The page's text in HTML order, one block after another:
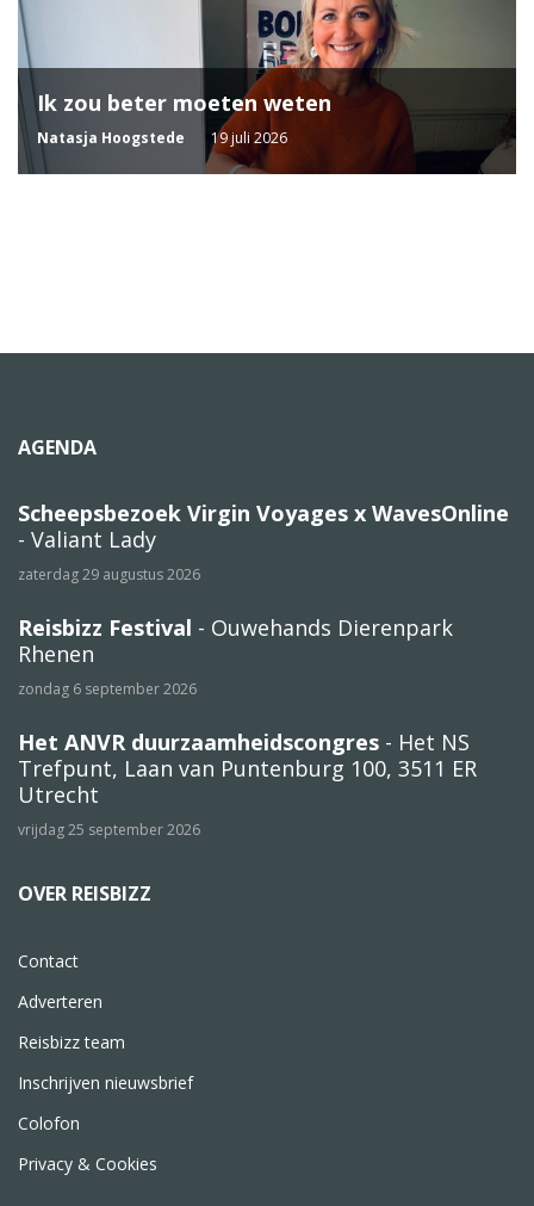
Ik zou beter moeten weten
Natasja Hoogstede 19 juli 2026
AGENDA
Scheepsbezoek Virgin Voyages x WavesOnline
- Valiant Lady
zaterdag 29 augustus 2026
Reisbizz Festival - Ouwehands Dierenpark
Rhenen
zondag 6 september 2026
Het ANVR duurzaamheidscongres - Het NS
Trefpunt, Laan van Puntenburg 100, 3511 ER
Utrecht
vrijdag 25 september 2026
OVER REISBIZZ
Contact
Adverteren
Reisbizz team
Inschrijven nieuwsbrief
Colofon
Privacy & Cookies